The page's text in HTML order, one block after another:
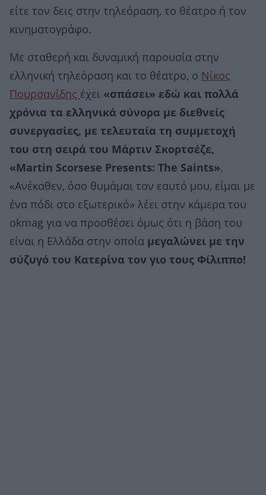
είτε τον δεις στην τηλεόραση, το θέατρο ή τον
κινηματογράφο.
Με σταθερή και δυναμική παρουσία στην
ελληνική τηλεόραση και το θέατρο, ο Νίκος
Πουρσανίδης έχει «σπάσει» εδώ και πολλά
χρόνια τα ελληνικά σύνορα με διεθνείς
συνεργασίες, με τελευταία τη συμμετοχή
του στη σειρά του Μάρτιν Σκορτσέζε,
«Martin Scorsese Presents: The Saints».
«Ανέκαθεν, όσο θυμάμαι τον εαυτό μου, είμαι με
ένα πόδι στο εξωτερικό» λέει στην κάμερα του
okmag για να προσθέσει όμως ότι η βάση του
είναι η Ελλάδα στην οποία μεγαλώνει με την
σύζυγό του Κατερίνα τον γιο τους Φίλιππο!